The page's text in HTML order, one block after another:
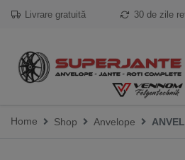
Livrare gratuită 30 de zile
Home Shop Anvelope